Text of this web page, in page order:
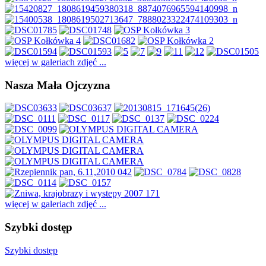
więcej w galeriach zdjęć ...
Nasza Mała Ojczyzna
więcej w galeriach zdjęć ...
Szybki dostęp
Szybki dostęp